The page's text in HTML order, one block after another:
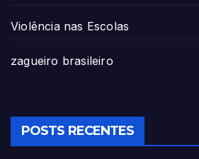
Violência nas Escolas
zagueiro brasileiro
POSTS RECENTES